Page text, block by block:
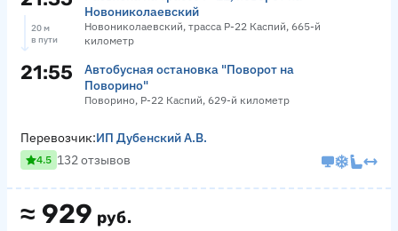
Новониколаевский
Новониколаевский, трасса Р-22 Каспий, 665-й
километр
20 м
в пути
21:55
Автобусная остановка "Поворот на
Поворино"
Поворино, Р-22 Каспий, 629-й километр
≈ 929 руб.
Перевозчик:ИП Дубенский А.В.
4.5 132 отзывов